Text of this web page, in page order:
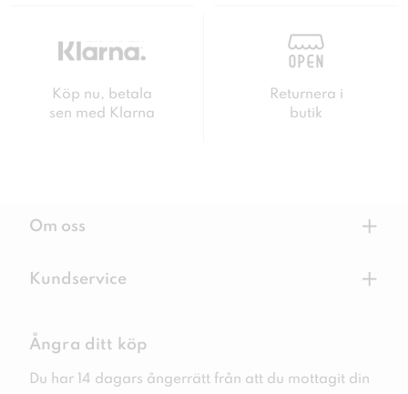
Köp nu, betala
sen med Klarna
Returnera i
butik
Om oss +
Kundservice +
Ångra ditt köp
Du har 14 dagars ångerrätt från att du mottagit din